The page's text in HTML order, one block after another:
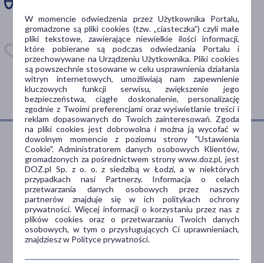
apteczkę. Przypomnimy Ci
kiedy wziąć lek.
Dostępna w
Dlaczego DOZ.pl
Niższe koszta leczenia
Darmowa dostawa do Apteki
Bezpłatna Infolinia dla
Pacjentów.
W momencie odwiedzenia przez Użytkownika Portalu,
gromadzone są pliki cookies (tzw. „ciasteczka”) czyli małe
pliki tekstowe, zawierające niewielkie ilości informacji,
które pobierane są podczas odwiedzania Portalu i
przechowywane na Urządzeniu Użytkownika. Pliki cookies
są powszechnie stosowane w celu usprawnienia działania
witryn internetowych, umożliwiają nam zapewnienie
kluczowych funkcji serwisu, zwiększenie jego
bezpieczeństwa, ciągłe doskonalenie, personalizację
zgodnie z Twoimi preferencjami oraz wyświetlanie treści i
reklam dopasowanych do Twoich zainteresowań. Zgoda
na pliki cookies jest dobrowolna i można ją wycofać w
dowolnym momencie z poziomu strony "Ustawienia
Cookie". Administratorem danych osobowych Klientów,
gromadzonych za pośrednictwem strony www.doz.pl, jest
DOZ.pl Sp. z o. o. z siedzibą w Łodzi, a w niektórych
przypadkach nasi Partnerzy. Informacja o celach
przetwarzania danych osobowych przez naszych
partnerów znajduje się w ich politykach ochrony
prywatności. Więcej informacji o korzystaniu przez nas z
plików cookies oraz o przetwarzaniu Twoich danych
osobowych, w tym o przysługujących Ci uprawnieniach,
znajdziesz w Polityce prywatności.